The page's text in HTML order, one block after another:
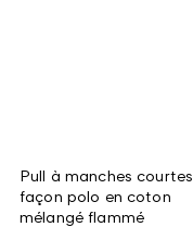
Pull à manches courtes
façon polo en coton
mélangé flammé